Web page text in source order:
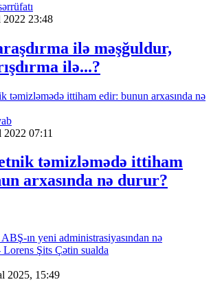
2022 23:48
ilə məşğuldur,
ilə...?
2022 07:11
təmizləmədə ittiham
arxasında nə durur?
2025, 15:49